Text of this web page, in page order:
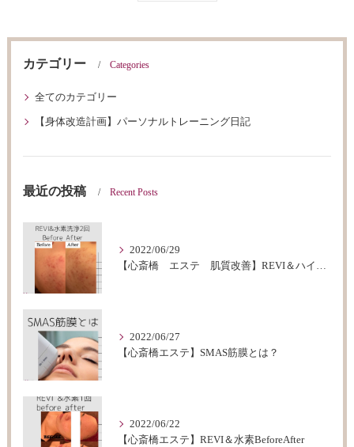
カテゴリー Categories
全てのカテゴリー
【身体改造計画】パーソナルトレーニング日記
最近の投稿 Recent Posts
2022/06/29
【心斎橋 エステ 肌質改善】REVI＆ハイドロフェイシャルBeforeAfter
2022/06/27
【心斎橋エステ】SMAS筋膜とは？
2022/06/22
【心斎橋エステ】REVI＆水素BeforeAfter